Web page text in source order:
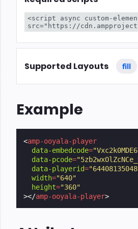
<script async custom-
src="https://
Supported Layouts fill
Example
<amp-ooyala-player
data-embedcode=
data-pcode=
data-playerid=
width="640"
height="360"
></amp-ooyala-player>